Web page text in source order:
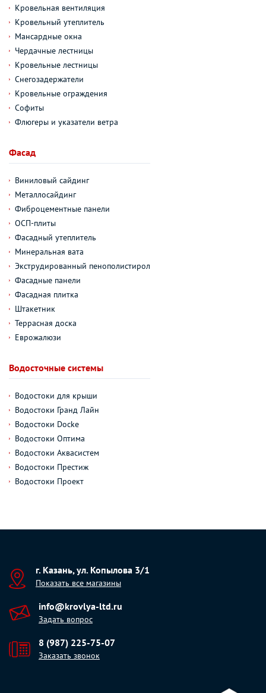
Кровельная вентиляция
Кровельный утеплитель
Мансардные окна
Чердачные лестницы
Кровельные лестницы
Снегозадержатели
Кровельные ограждения
Софиты
Флюгеры и указатели ветра
Фасад
Виниловый сайдинг
Металлосайдинг
Фиброцементные панели
ОСП-плиты
Фасадный утеплитель
Минеральная вата
Экструдированный пенополистирол
Фасадные панели
Фасадная плитка
Штакетник
Террасная доска
Еврожалюзи
Водосточные системы
Водостоки для крыши
Водостоки Гранд Лайн
Водостоки Docke
Водостоки Оптима
Водостоки Аквасистем
Водостоки Престиж
Водостоки Проект
г. Казань, ул. Копылова 3/1
Показать все магазины
info@krovlya-ltd.ru
Задать вопрос
8 (987) 225-75-07
Заказать звонок